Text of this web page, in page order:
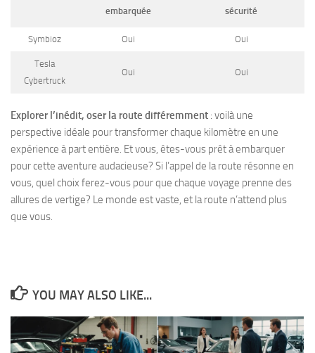
embarquée
sécurité
Symbioz Oui Oui
Tesla
Cybertruck
Oui Oui
Explorer l’inédit, oser la route différemment : voilà une
perspective idéale pour transformer chaque kilomètre en une
expérience à part entière. Et vous, êtes-vous prêt à embarquer
pour cette aventure audacieuse? Si l’appel de la route résonne en
vous, quel choix ferez-vous pour que chaque voyage prenne des
allures de vertige? Le monde est vaste, et la route n’attend plus
que vous.
YOU MAY ALSO LIKE...